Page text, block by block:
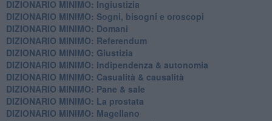
DIZIONARIO MINIMO: ​Ingiustizia
DIZIONARIO MINIMO: ​Sogni, bisogni e oroscopi
DIZIONARIO MINIMO: Domani
DIZIONARIO MINIMO: Referendum
DIZIONARIO MINIMO: Giustizia
DIZIONARIO MINIMO: ​Indipendenza & autonomia
DIZIONARIO MINIMO: ​Casualità & causalità
​DIZIONARIO MINIMO: Pane & sale
DIZIONARIO MINIMO: La prostata
​DIZIONARIO MINIMO: Magellano